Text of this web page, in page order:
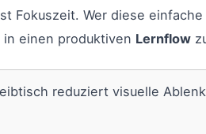
Fokuszeit. Wer diese
einen produktiven Lernflow
reduziert visuelle